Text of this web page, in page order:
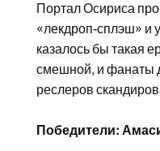
Портал Осириса
«лекдроп-сплэш» и
казалось бы такая
смешной, и фанаты
реслеров
Победители: